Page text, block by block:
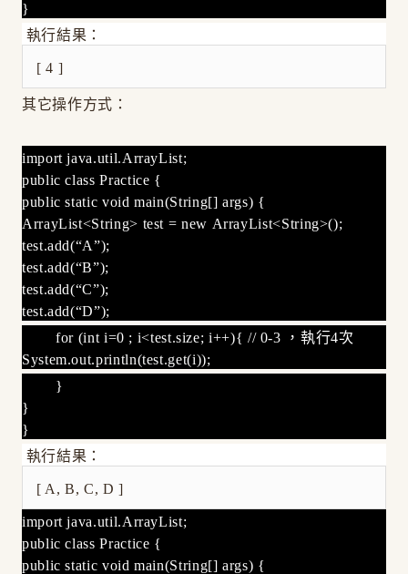
}
執行結果：
[ 4 ]
其它操作方式：
import java.util.ArrayList;
public class Practice {
public static void main(String[] args) {
ArrayList<String> test = new ArrayList<String>();
test.add(“A”);
test.add(“B”);
test.add(“C”);
test.add(“D”);
for (int i=0 ; i<test.size; i++){ // 0-3 ，執行4次
System.out.println(test.get(i));
}
}
}
執行結果：
[ A, B, C, D ]
import java.util.ArrayList;
public class Practice {
public static void main(String[] args) {